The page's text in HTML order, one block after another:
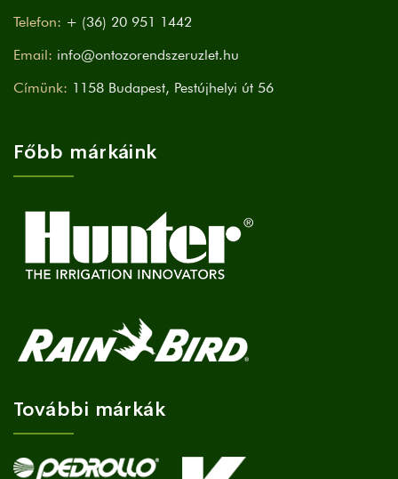
Telefon: + (36) 20 951 1442
Email: info@ontozorendszeruzlet.hu
Címünk: 1158 Budapest, Pestújhelyi út 56
Főbb márkáink
További márkák